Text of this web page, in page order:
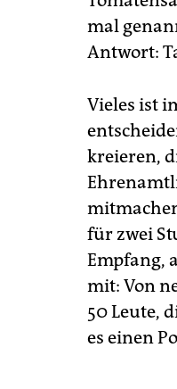
mal
Antwort:
Vieles ist
kreieren,
für zwei
Empfang,
mit: Von
50 Leute,
es einen